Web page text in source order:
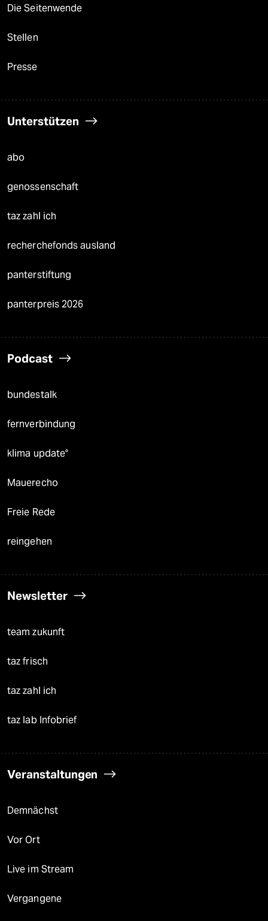
Die Seitenwende
Stellen
Presse
Unterstützen
abo
genossenschaft
taz zahl ich
recherchefonds ausland
panterstiftung
panterpreis 2026
Podcast
bundestalk
fernverbindung
klima update°
Mauerecho
Freie Rede
reingehen
Newsletter
team zukunft
taz frisch
taz zahl ich
taz lab Infobrief
Veranstaltungen
Demnächst
Vor Ort
Live im Stream
Vergangene